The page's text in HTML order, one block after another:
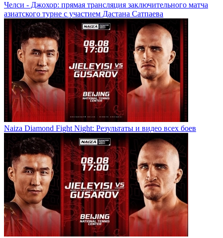
Челси - Джохор: прямая трансляция заключительного матча
азиатского турне с участием Дастана Сатпаева
Naiza Diamond Fight Night: Результаты и видео всех боев